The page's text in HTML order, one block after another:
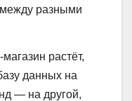
между разными
растёт,
данных на
— на другой,